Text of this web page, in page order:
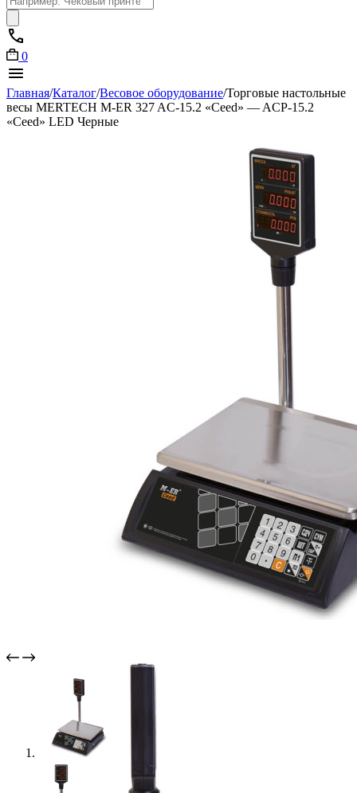
товаров
0
Главная/Каталог/Весовое оборудование/Торговые настольные
весы MERTECH M-ER 327 AC-15.2 «Ceed» — ACP-15.2
«Ceed» LED Черные